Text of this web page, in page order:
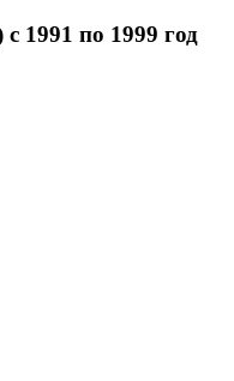
1991 по 1999 год